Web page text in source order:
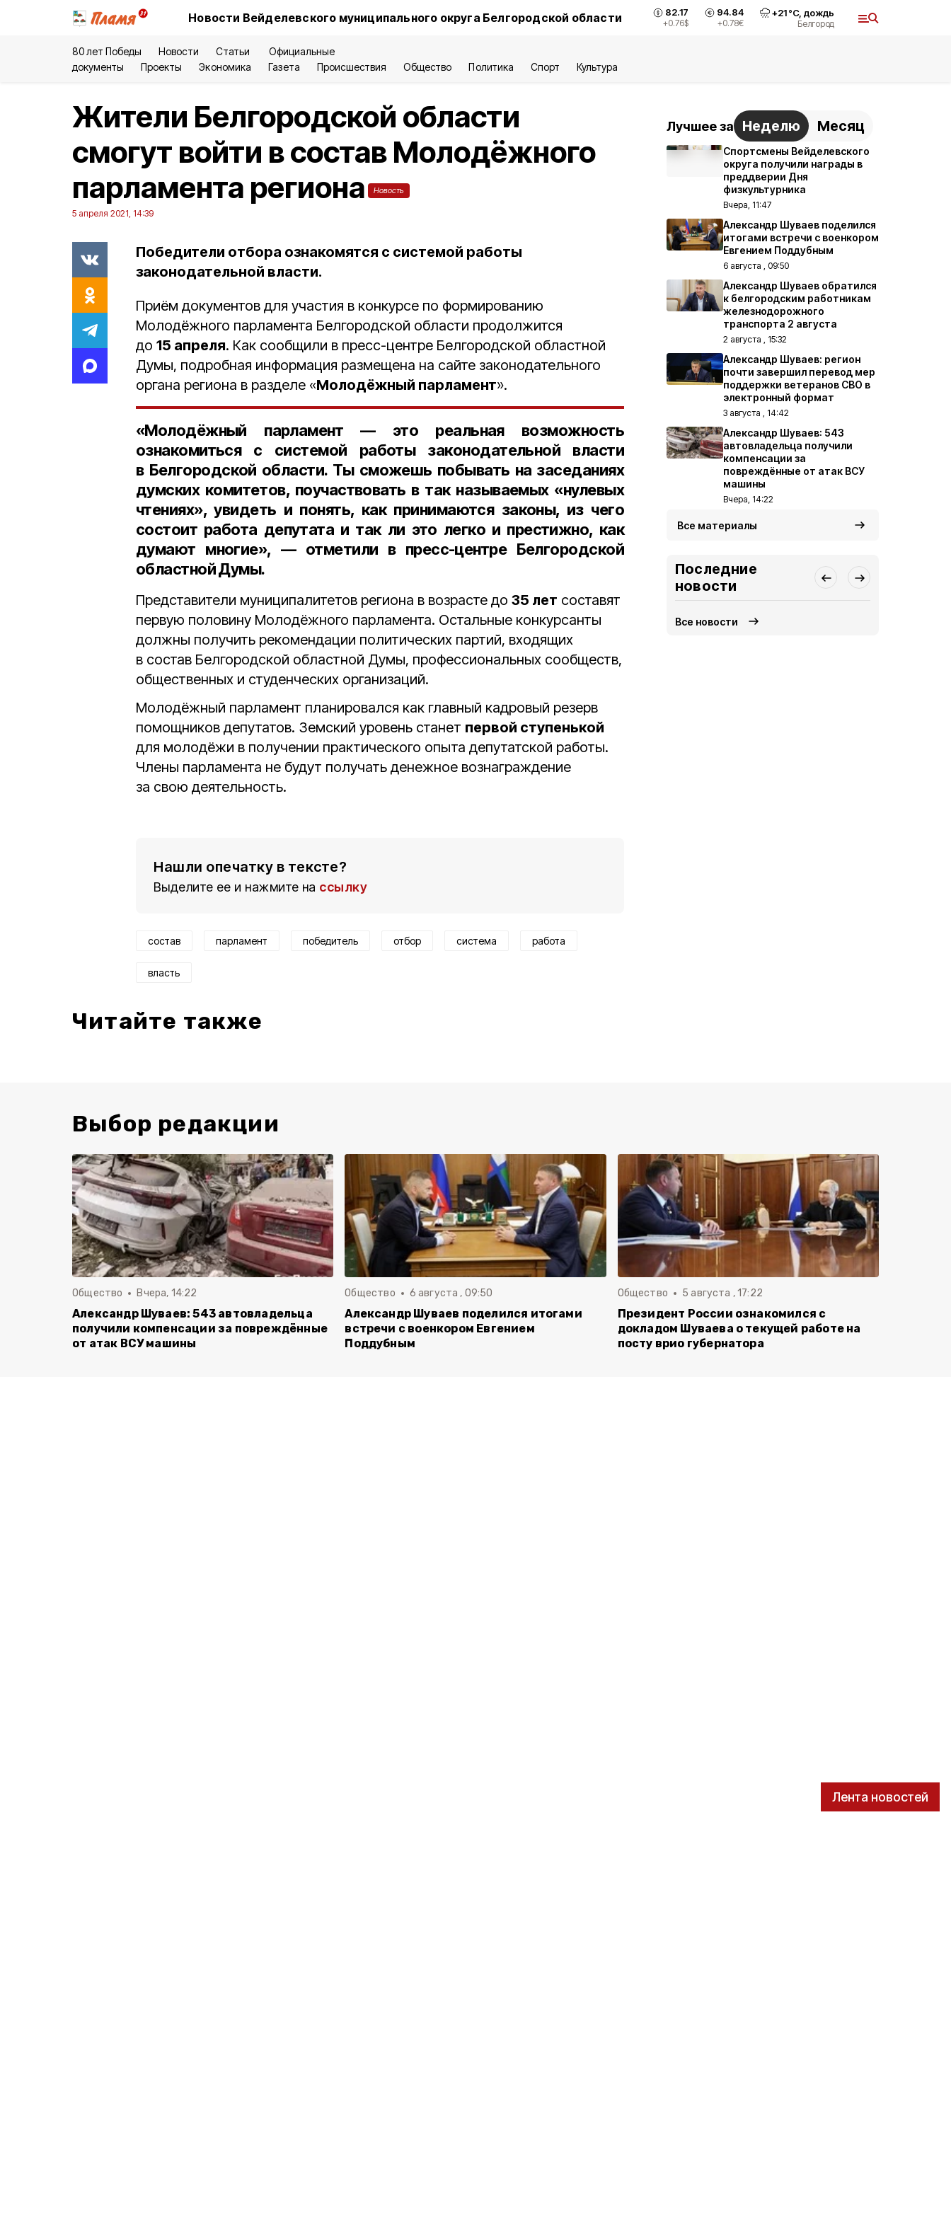
Новости Вейделевского муниципального округа Белгородской области 82.17
+0.76$
94.84
+0.78€
+21°С, дождь
Белгород
80 лет Победы Новости Статьи
Официальные
документы
Проекты Экономика Газета Происшествия Общество Политика Спорт Культура
Лента новостей
Жители Белгородской области
смогут войти в состав Молодёжного
парламента региона
Новость
5 апреля 2021, 14:39
Победители отбора ознакомятся с системой работы
законодательной власти.
Приём документов для участия в конкурсе по формированию
Молодёжного парламента Белгородской области продолжится
до 15 апреля. Как сообщили в пресс-центре Белгородской областной
Думы, подробная информация размещена на сайте законодательного
органа региона в разделе «Молодёжный парламент».
«Молодёжный парламент — это реальная возможность
ознакомиться с системой работы законодательной власти
в Белгородской области. Ты сможешь побывать на заседаниях
думских комитетов, поучаствовать в так называемых «нулевых
чтениях», увидеть и понять, как принимаются законы, из чего
состоит работа депутата и так ли это легко и престижно, как
думают многие», — отметили в пресс-центре Белгородской
областной Думы.
Представители муниципалитетов региона в возрасте до 35 лет составят
первую половину Молодёжного парламента. Остальные конкурсанты
должны получить рекомендации политических партий, входящих
в состав Белгородской областной Думы, профессиональных сообществ,
общественных и студенческих организаций.
Молодёжный парламент планировался как главный кадровый резерв
помощников депутатов. Земский уровень станет первой ступенькой
для молодёжи в получении практического опыта депутатской работы.
Члены парламента не будут получать денежное вознаграждение
за свою деятельность.
Нашли опечатку в тексте?
Выделите ее и нажмите на ссылку
состав парламент победитель отбор система работа
власть
Читайте также
Лучшее за Неделю Месяц
Спортсмены Вейделевского
округа получили награды в
преддверии Дня
физкультурника
Вчера, 11:47
Александр Шуваев поделился
итогами встречи с военкором
Евгением Поддубным
6 августа , 09:50
Александр Шуваев обратился
к белгородским работникам
железнодорожного
транспорта 2 августа
2 августа , 15:32
Александр Шуваев: регион
почти завершил перевод мер
поддержки ветеранов СВО в
электронный формат
3 августа , 14:42
Александр Шуваев: 543
автовладельца получили
компенсации за
повреждённые от атак ВСУ
машины
Вчера, 14:22
Все материалы
Последние
новости
Все новости
Выбор редакции
Общество Вчера, 14:22
Александр Шуваев: 543 автовладельца
получили компенсации за повреждённые
от атак ВСУ машины
Общество 6 августа , 09:50
Александр Шуваев поделился итогами
встречи с военкором Евгением
Поддубным
Общество 5 августа , 17:22
Президент России ознакомился с
докладом Шуваева о текущей работе на
посту врио губернатора